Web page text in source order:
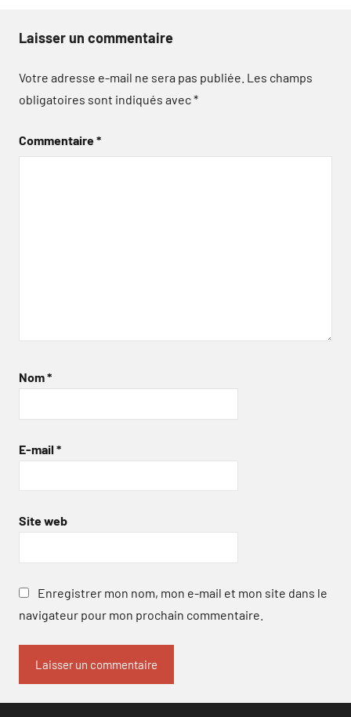
Laisser un commentaire
Votre adresse e-mail ne sera pas publiée. Les champs
obligatoires sont indiqués avec*
Commentaire*
Nom*
E-mail *
Site web
Enregistrer mon nom, mon e-mail et mon site dans le
navigateur pour mon prochain commentaire.